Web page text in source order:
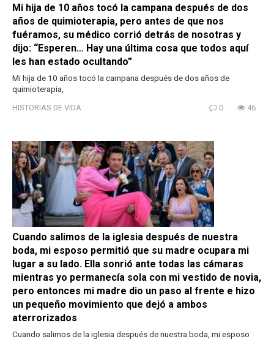
Mi hija de 10 años tocó la campana después de dos
años de quimioterapia, pero antes de que nos
fuéramos, su médico corrió detrás de nosotras y
dijo: “Esperen… Hay una última cosa que todos aquí
les han estado ocultando”
Mi hija de 10 años tocó la campana después de dos años de
quimioterapia,
HISTORIAS DE VIDA 0 46
Cuando salimos de la iglesia después de nuestra
boda, mi esposo permitió que su madre ocupara mi
lugar a su lado. Ella sonrió ante todas las cámaras
mientras yo permanecía sola con mi vestido de novia,
pero entonces mi madre dio un paso al frente e hizo
un pequeño movimiento que dejó a ambos
aterrorizados
Cuando salimos de la iglesia después de nuestra boda, mi esposo